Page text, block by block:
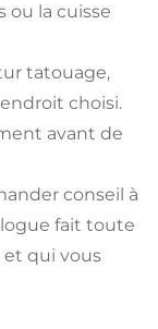
ou la cuisse
tatouage,
choisi.
avant de
conseil à
fait toute
et qui vous